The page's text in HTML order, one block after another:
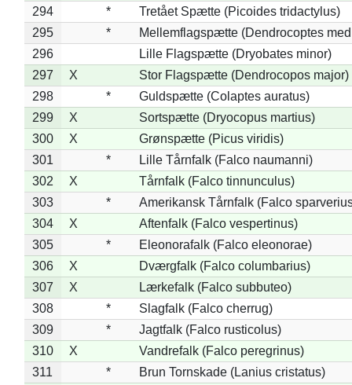
294
*
Tretået Spætte (Picoides tridactylus)
295
*
Mellemflagspætte (Dendrocoptes
296
Lille Flagspætte (Dryobates minor)
297
X
Stor Flagspætte (Dendrocopos major)
298
*
Guldspætte (Colaptes auratus)
299
X
Sortspætte (Dryocopus martius)
300
X
Grønspætte (Picus viridis)
301
*
Lille Tårnfalk (Falco naumanni)
302
X
Tårnfalk (Falco tinnunculus)
303
*
Amerikansk Tårnfalk (Falco
304
X
Aftenfalk (Falco vespertinus)
305
*
Eleonorafalk (Falco eleonorae)
306
X
Dværgfalk (Falco columbarius)
307
X
Lærkefalk (Falco subbuteo)
308
*
Slagfalk (Falco cherrug)
309
*
Jagtfalk (Falco rusticolus)
310
X
Vandrefalk (Falco peregrinus)
311
*
Brun Tornskade (Lanius cristatus)